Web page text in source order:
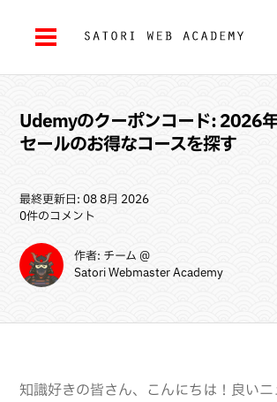
Udemyのクーポンコード: 2026
セールのお得なコースを探す
最終更新日: 08 8月 2026
0件のコメント
作者: チーム @
Satori Webmaster Academy
知識好きの皆さん、こんにちは！良い